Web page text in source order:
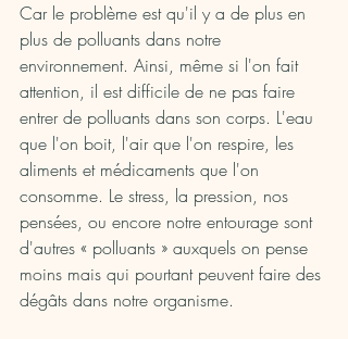
Car le problème est qu'il y a de plus en
plus de polluants dans notre
environnement. Ainsi, même si l'on fait
attention, il est difficile de ne pas faire
entrer de polluants dans son corps. L'eau
que l'on boit, l'air que l'on respire, les
aliments et médicaments que l'on
consomme. Le stress, la pression, nos
pensées, ou encore notre entourage sont
d'autres « polluants » auxquels on pense
moins mais qui pourtant peuvent faire des
dégâts dans notre organisme.